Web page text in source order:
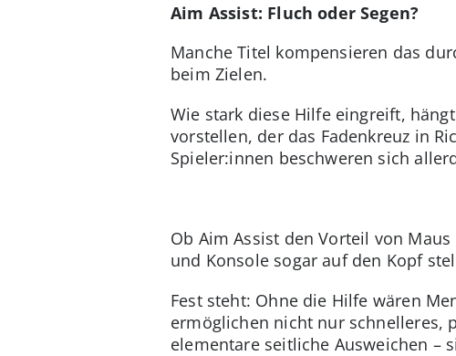
Aim Assist: Fluch oder Segen?
Manche Titel kompensieren das
beim Zielen.
Wie stark diese Hilfe eingreift,
vorstellen, der das Fadenkreuz in
Spieler:innen beschweren sich
Ob Aim Assist den Vorteil von
und Konsole sogar auf den Kopf
Fest steht: Ohne die Hilfe wären
ermöglichen nicht nur schnelleres,
elementare seitliche Ausweichen –